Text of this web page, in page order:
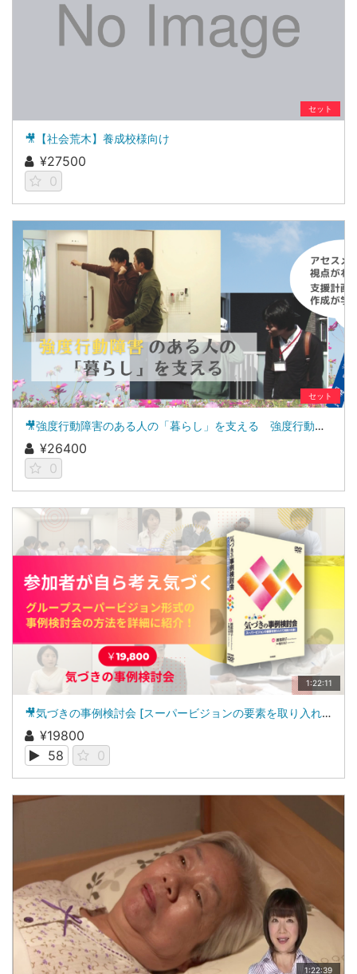
セット
🎥【社会荒木】養成校様向け
¥27500
0
セット
🎥強度行動障害のある人の「暮らし」を支える 強度行動障害支援者養成研修［基礎研修・実践研修］教材
¥26400
0
1:22:11
🎥気づきの事例検討会 [スーパービジョンの要素を取り入れて実践力を磨く]
¥19800
58
0
1:22:39